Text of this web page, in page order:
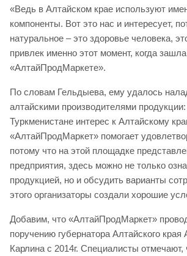
«Ведь в Алтайском крае используют
компоненты. Вот это нас и интересует,
натуральное – это здоровье человека,
привлек именно этот момент, когда
«АлтайПродМаркете».
По словам Гельдыева, ему удалось
алтайскими производителями
Туркменистане интерес к Алтайскому
«АлтайПродМаркет» помогает
потому что на этой площадке
предприятия, здесь можно не только
продукцией, но и обсудить варианты
этого организаторы создали хорошие
Добавим, что «АлтайПродМаркет»
поручению губернатора Алтайского края
Карлина с 2014г. Специалисты